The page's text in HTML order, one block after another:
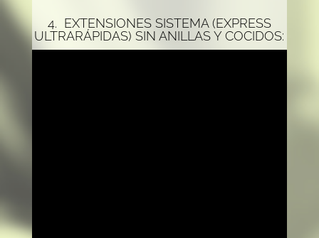
4. EXTENSIONES SISTEMA (EXPRESS
ULTRARÁPIDAS) SIN ANILLAS Y COCIDOS: